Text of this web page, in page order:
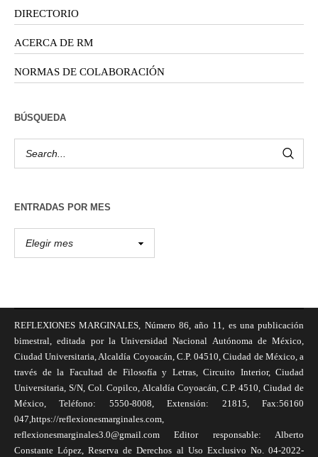
DIRECTORIO
ACERCA DE RM
NORMAS DE COLABORACIÓN
BÚSQUEDA
ENTRADAS POR MES
REFLEXIONES MARGINALES, Número 86, año 11, es una publicación
bimestral, editada por la Universidad Nacional Autónoma de México,
Ciudad Universitaria, Alcaldía Coyoacán, C.P. 04510, Ciudad de México, a
través de la Facultad de Filosofía y Letras, Circuito Interior, Ciudad
Universitaria, S/N, Col. Copilco, Alcaldía Coyoacán, C.P. 4510, Ciudad de
México, Teléfono: 5550-8008, Extensión: 21815, Fax:56160
047,https://reflexionesmarginales.com,
reflexionesmarginales3.0@gmail.com Editor responsable: Alberto
Constante López, Reserva de Derechos al Uso Exclusivo No. 04-2022-